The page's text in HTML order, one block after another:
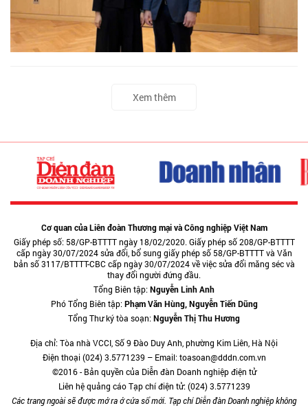
Xem thêm
Cơ quan của Liên đoàn Thương mại và Công nghiệp Việt Nam
Giấy phép số: 58/GP-BTTTT ngày 18/02/2020. Giấy phép số 208/GP-BTTTT
cấp ngày 30/07/2024 sửa đổi, bổ sung giấy phép số 58/GP-BTTTT và Văn
bản số 3117/BTTTT-CBC cấp ngày 30/07/2024 về việc sửa đổi măng séc và
thay đổi người đứng đầu.
Tổng Biên tập:Nguyễn Linh Anh
Phó Tổng Biên tập:Phạm Văn Hùng, Nguyễn Tiến Dũng
Tổng Thư ký tòa soạn:Nguyễn Thị Thu Hương
Địa chỉ: Tòa nhà VCCI, Số 9 Đào Duy Anh, phường Kim Liên, Hà Nội
Điện thoại (024) 3.5771239 – Email: toasoan@dddn.com.vn
©2016 - Bản quyền của Diễn đàn Doanh nghiệp điện tử
Liên hệ quảng cáo Tạp chí điện tử: (024) 3.5771239
Các trang ngoài sẽ được mở ra ở cửa sổ mới. Tạp chí Diễn đàn Doanh nghiệp không